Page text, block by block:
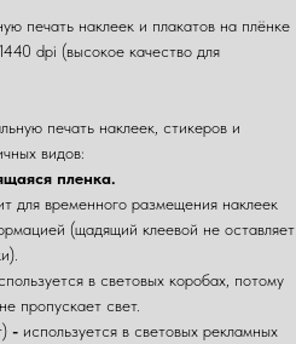
печать наклеек и плакатов на плёнке
dpi (высокое качество для
печать наклеек, стикеров и
видов:
пленка.
для временного размещения наклеек
(щадящий клеевой не оставляет
в световых коробах, потому
пропускает свет.
- используется в световых рекламных